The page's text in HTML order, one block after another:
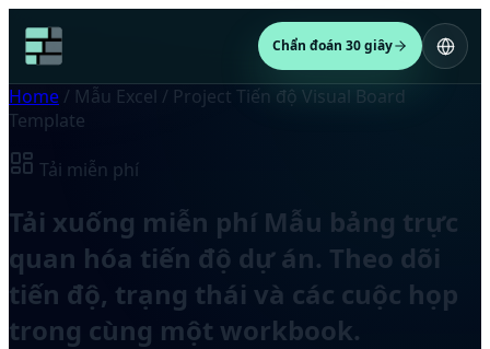
Chẩn đoán 30 giây
Home / Mẫu Excel / Project Tiến độ Visual Board
Template
Tải miễn phí
Tải xuống miễn phí Mẫu bảng trực
quan hóa tiến độ dự án. Theo dõi
tiến độ, trạng thái và các cuộc họp
trong cùng một workbook.